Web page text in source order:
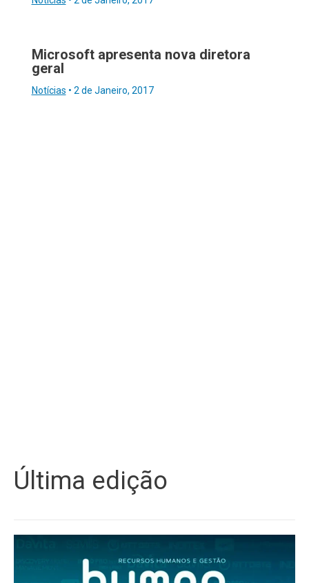
Microsoft apresenta nova diretora
geral
Notícias • 2 de Janeiro, 2017
Última edição